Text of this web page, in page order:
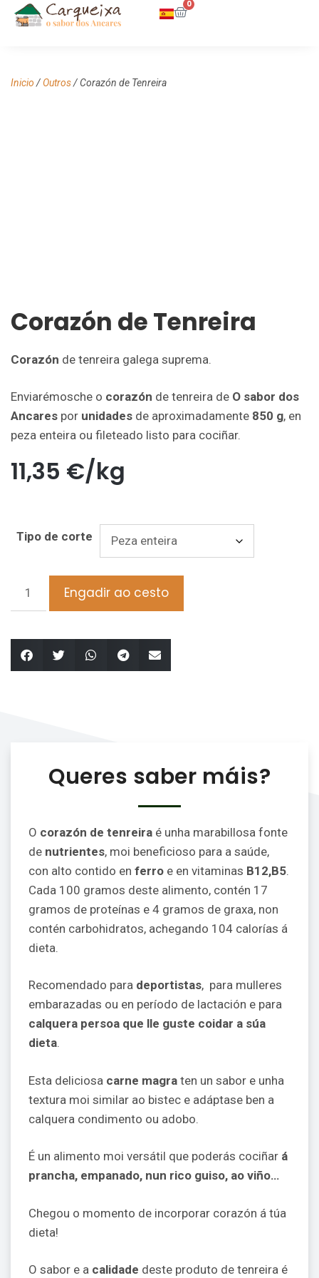
0
Inicio / Outros/ Corazón de Tenreira
Corazón de Tenreira
Corazón de tenreira galega suprema.
Enviarémosche o corazón de tenreira de O sabor dos
Ancares por unidades de aproximadamente 850 g, en
peza enteira ou fileteado listo para cociñar.
11,35 €/kg
Tipo de corte
Engadir ao cesto
Queres saber máis?
O corazón de tenreira é unha marabillosa fonte
de nutrientes, moi beneficioso para a saúde,
con alto contido en ferro e en vitaminas B12,B5.
Cada 100 gramos deste alimento, contén 17
gramos de proteínas e 4 gramos de graxa, non
contén carbohidratos, achegando 104 calorías á
dieta.
Recomendado para deportistas, para mulleres
embarazadas ou en período de lactación e para
calquera persoa que lle guste coidar a súa
dieta.
Esta deliciosa carne magra ten un sabor e unha
textura moi similar ao bistec e adáptase ben a
calquera condimento ou adobo.
É un alimento moi versátil que poderás cociñar á
prancha, empanado, nun rico guiso, ao viño…
Chegou o momento de incorporar corazón á túa
dieta!
O sabor e a calidade deste produto de tenreira é